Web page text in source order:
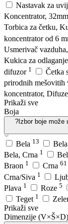
Nastavak za
Koncentrator,
Torbica za četku,
koncentrator od 6
Usmerivač
Kukica za odlaganje
difuzor 1
Četka
prirodnih mešovitih
koncentrator,
Prikaži sve
Boja
? Izbor boje
Bela 13
Bela, Crna 1
Braon 1 Crna 61
Crna/Siva 1
Plava 1 Roze 5
Teget 1
Prikaži sve
Dimenzije